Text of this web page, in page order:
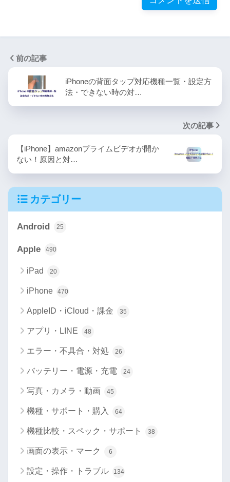
前の記事
iPhoneの背面タップ対応機種一覧・設定方
法・できない時の対…
次の記事
【iPhone】amazonプライムビデオが開か
ない！原因と対…
カテゴリー
Android 25
Apple 490
iPad 20
iPhone 470
AppleID・iCloud・課金 35
アプリ・LINE 48
エラー・不具合・対処 26
バッテリー・電源・充電 24
写真・カメラ・動画 45
機種・サポート・購入 64
機種比較・スペック・サポート 38
画面の表示・マーク 6
設定・操作・トラブル 134